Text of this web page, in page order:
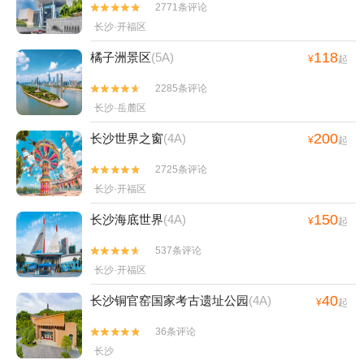


2771条评论
长沙·开福区
橘子洲景区(5A) ¥118起


2285条评论
长沙·岳麓区
长沙世界之窗(4A) ¥200起


2725条评论
长沙·开福区
长沙海底世界(4A) ¥150起


537条评论
长沙·开福区
长沙铜官窑国家考古遗址公园(4A) ¥40起


36条评论
长沙